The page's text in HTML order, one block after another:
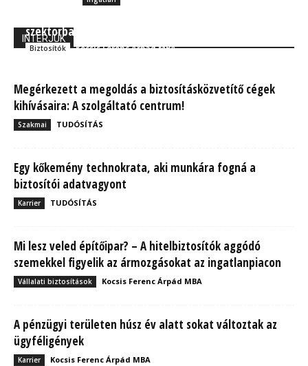
INTERJÚK
szektorban – digitális innovációk a Generalinál
Biztosítók Kocsis Ferenc Árpád MBA
Megérkezett a megoldás a biztosításközvetítő cégek
kihívásaira: A szolgáltató centrum!
Szakmai TUDÓSÍTÁS
Egy kőkemény technokrata, aki munkára fogná a
biztosítói adatvagyont
Karrier TUDÓSÍTÁS
Mi lesz veled építőipar? – A hitelbiztosítók aggódó
szemekkel figyelik az ármozgásokat az ingatlanpiacon
Vállalati biztosítások Kocsis Ferenc Árpád MBA
A pénzügyi területen húsz év alatt sokat változtak az
ügyféligények
Karrier Kocsis Ferenc Árpád MBA